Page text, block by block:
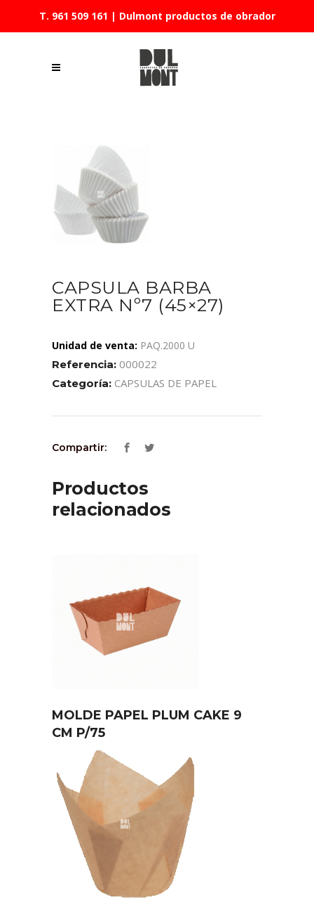
T. 961 509 161 | Dulmont productos de obrador
CAPSULA BARBA
EXTRA Nº7 (45×27)
Unidad de venta: PAQ.2000 U
Referencia: 000022
Categoría: CAPSULAS DE PAPEL
Compartir:
Productos
relacionados
MOLDE PAPEL PLUM CAKE 9
CM P/75